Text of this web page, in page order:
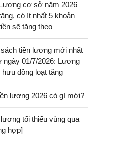
Lương cơ sở năm 2026
có ít nhất 5 khoản
sẽ tăng theo
tiền lương mới nhất
ngày 01/7/2026: Lương
đồng loạt tăng
lương 2026 có gì mới?
tối thiểu vùng qua
hợp]